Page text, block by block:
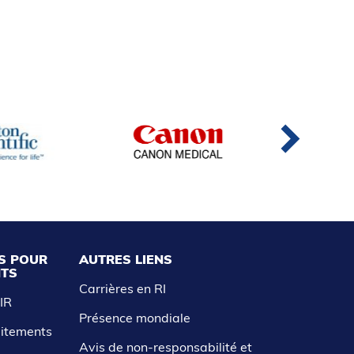
POUR
AUTRES LIENS
Carrières en RI
Présence mondiale
Avis de non-responsabilité et